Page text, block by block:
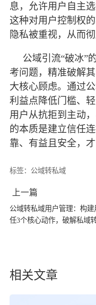
息，允许用户自主
这种对用户控制权
隐私被重视，从而
公域引流“破冰”
考问题，精准破解
大核心顾虑。通过
利益点降低门槛、
用户从抗拒到主动
的本质是建立信任
靠、有益且安全，
标签： 公域转私域
上一篇
公域转私域用户管理：构建
任3个核心动作，破解私域
相关文章